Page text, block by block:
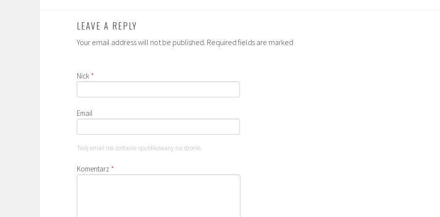
LEAVE A REPLY
Your email address will not be published. Required fields are marked
Nick *
Email
Twój email nie zostanie opublikowany na stronie.
Komentarz *